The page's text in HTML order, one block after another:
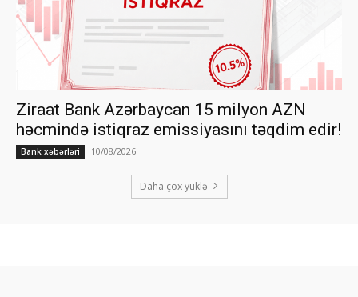
Ziraat Bank Azərbaycan 15 milyon AZN
həcmində istiqraz emissiyasını təqdim edir!
Bank xəbərləri 10/08/2026
Daha çox yüklə